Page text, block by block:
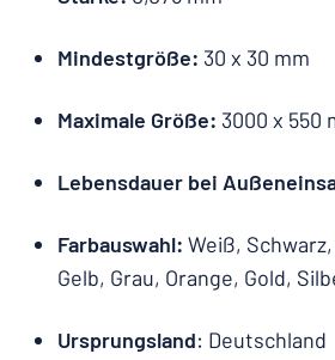
Mindestgröße: 30 x 30 mm
Maximale Größe: 3000 x 550
Lebensdauer bei
Farbauswahl: Weiß,
Gelb, Grau, Orange, Gold,
Ursprungsland: Deutschland